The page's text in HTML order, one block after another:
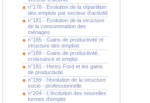
n°178 - Evolution de la répartition
des emplois par secteur d'activité
n°181 - Evolution de la structure
de la consommation des
ménages
n°185 - Gains de productivité et
structure des emplois
n°189 - Gains de productivité,
croissance et emploi.
n°191 - Henry Ford et les gains
de productivité.
n°199 - l'évolution de la structure
socio - professionnelle
n°204 - L'évolution des nouvelles
formes d'emploi